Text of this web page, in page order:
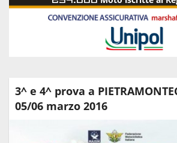
3^ e 4^ prova a
05/06 marzo 2016